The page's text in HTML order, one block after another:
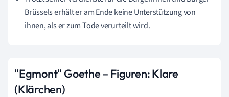
Brüssels erhält er am Ende keine Unterstützung von
ihnen, als er zum Tode verurteilt wird.
"Egmont" Goethe – Figuren: Klare
(Klärchen)